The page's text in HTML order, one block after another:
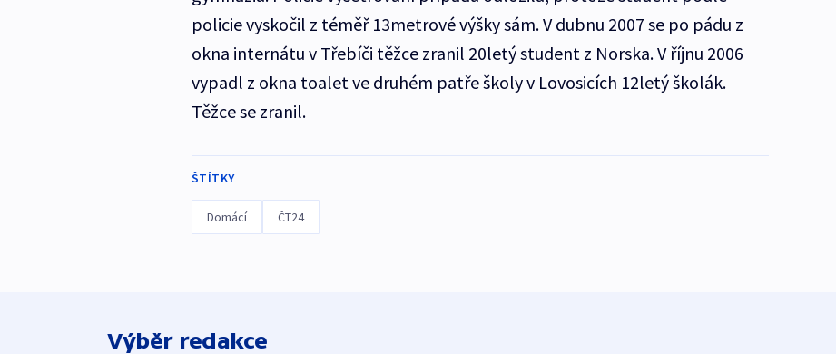
policie vyskočil z téměř 13metrové výšky sám. V dubnu 2007 se po pádu z
okna internátu v Třebíči těžce zranil 20letý student z Norska. V říjnu 2006
vypadl z okna toalet ve druhém patře školy v Lovosicích 12letý školák.
Těžce se zranil.
ŠTÍTKY
Domácí ČT24
Výběr redakce